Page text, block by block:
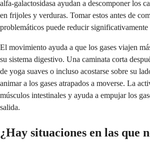
alfa-galactosidasa ayudan a descomponer los
en frijoles y verduras. Tomar estos antes de
problemáticos puede reducir significativamente
El movimiento ayuda a que los gases viajen
su sistema digestivo. Una caminata corta
de yoga suaves o incluso acostarse sobre su
animar a los gases atrapados a moverse. La
músculos intestinales y ayuda a empujar los
salida.
¿Hay situaciones en las que